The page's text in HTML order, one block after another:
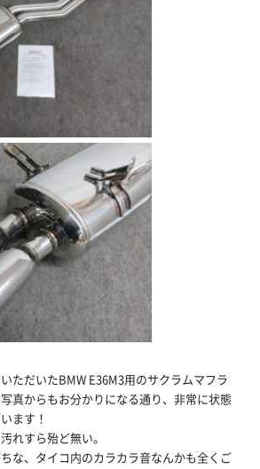
ただいたBMW E36M3用のサクラムマフラ
真からもお分かりになる通り、非常に状態
ます！
れすら殆ど無い。
な、タイコ内のカラカラ音なんかも全くご